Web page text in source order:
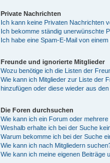
Private Nachrichten
Ich kann keine Privaten Nachrichten
Ich bekomme ständig unerwünschte
Ich habe eine Spam-E-Mail von
Freunde und ignorierte Mitglieder
Wozu benötige ich die Listen der
Wie kann ich Mitglieder zur Liste der
hinzufügen oder diese wieder aus
Die Foren durchsuchen
Wie kann ich ein Forum oder
Weshalb erhalte ich bei der Suche
Warum bekomme ich bei der Suche
Wie kann ich nach Mitgliedern
Wie kann ich meine eigenen Beiträge